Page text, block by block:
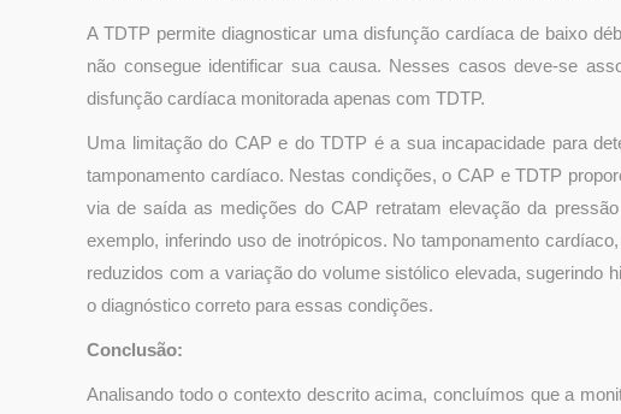
A TDTP permite diagnosticar uma disfunção cardíaca de baixo
não consegue identificar sua causa. Nesses casos deve-se
disfunção cardíaca monitorada apenas com TDTP.
Uma limitação do CAP e do TDTP é a sua incapacidade para
tamponamento cardíaco. Nestas condições, o CAP e TDTP
via de saída as medições do CAP retratam elevação da
exemplo, inferindo uso de inotrópicos. No tamponamento
reduzidos com a variação do volume sistólico elevada, sugerindo
o diagnóstico correto para essas condições.
Conclusão:
Analisando todo o contexto descrito acima, concluímos que a